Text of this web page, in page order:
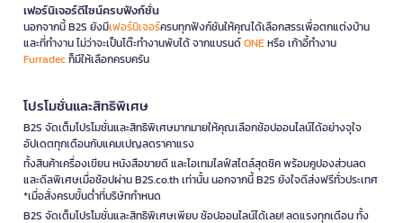
เฟอร์นิเจอร์ดีไซน์ครบฟังก์ชั่น
นอกจากนี้ B2S ยังมีเฟอร์นิเจอร์ครบทุกฟังก์ชันให้คุณได้เลือกสรรเพื่อตกแต่งบ้าน
และที่ทำงาน ไม่ว่าจะเป็นโต๊ะทำงานพับได้ จากแบรนด์ONEหรือ เก้าอี้ทำงาน
Furradecก็มีให้เลือกครบครัน
โปรโมชั่นและสิทธิพิเศษ
B2S จัดเต็มโปรโมชั่นและสิทธิพิเศษมากมายให้คุณเลือกช้อปออนไลน์ได้อย่างจุใจ
อัปเดตทุกเดือนกับแคมเปญลดราคาแรง
ทั้งสินค้าเครื่องเขียน หนังสือขายดี และไอเทมไลฟ์สไตล์สุดชิค พร้อมคูปองส่วนลด
และดีลพิเศษเมื่อช้อปผ่าน B2S.co.th เท่านั้น นอกจากนี้ B2S ยังใจดีส่งฟรีทั่วประเทศ
*เมื่อสั่งครบขั้นต่ำที่บริษัทกำหนด
B2S จัดเต็มโปรโมชั่นและสิทธิพิเศษเพียบ ช้อปออนไลน์ได้เลย! ลดแรงทุกเดือน ทั้ง